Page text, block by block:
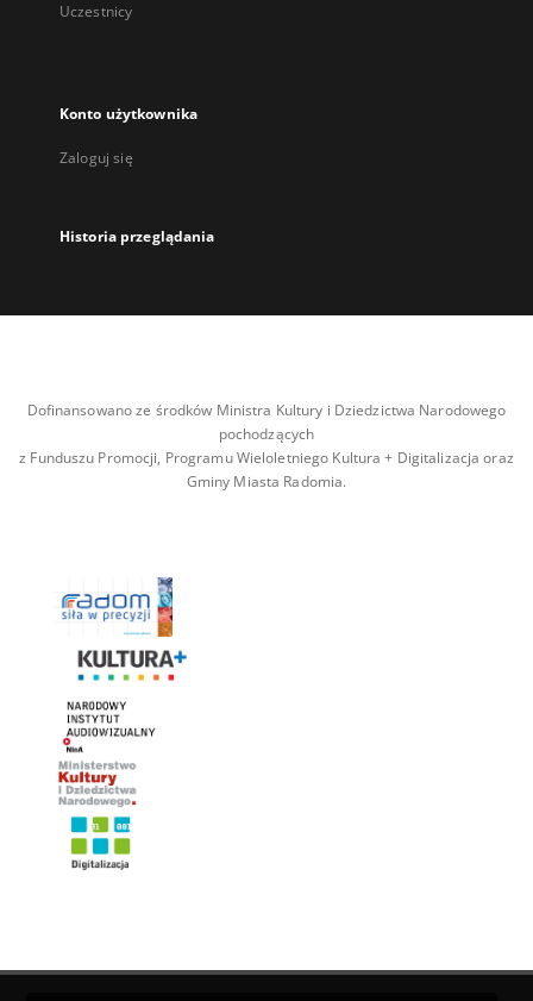
Uczestnicy
Konto użytkownika
Zaloguj się
Historia przeglądania
Dofinansowano ze środków Ministra Kultury i Dziedzictwa Narodowego
pochodzących
z Funduszu Promocji, Programu Wieloletniego Kultura + Digitalizacja oraz
Gminy Miasta Radomia.